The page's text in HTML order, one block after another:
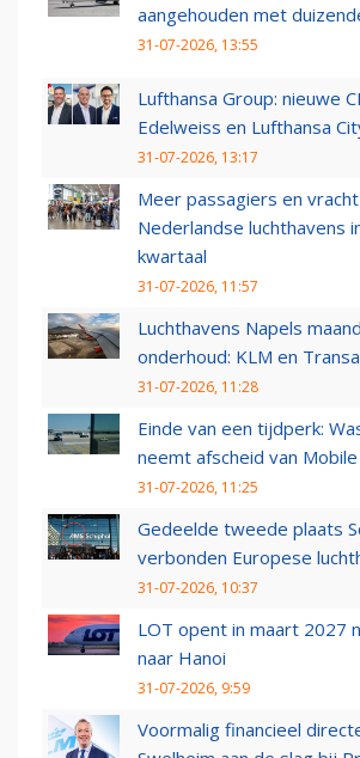
aangehouden met
31-07-2026, 13:55
Lufthansa Group: nieuwe
Edelweiss en Lufthansa
31-07-2026, 13:17
Meer passagiers en
Nederlandse luchthavens
kwartaal
31-07-2026, 11:57
Luchthavens Napels
onderhoud: KLM en
31-07-2026, 11:28
Einde van een tijdperk:
neemt afscheid van
31-07-2026, 11:25
Gedeelde tweede plaats
verbonden Europese
31-07-2026, 10:37
LOT opent in maart 2027
naar Hanoi
31-07-2026, 9:59
Voormalig financieel